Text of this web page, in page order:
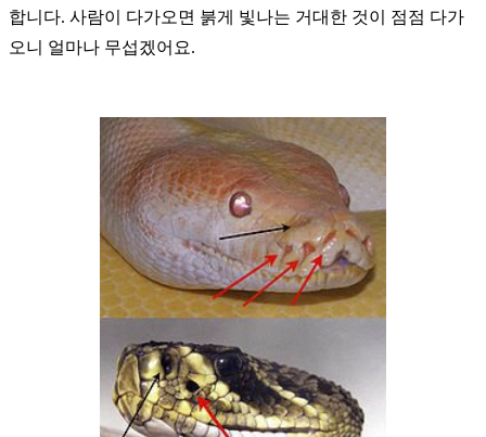
합니다. 사람이 다가오면 붉게 빛나는 거대한 것이 점점 다가
오니 얼마나 무섭겠어요.